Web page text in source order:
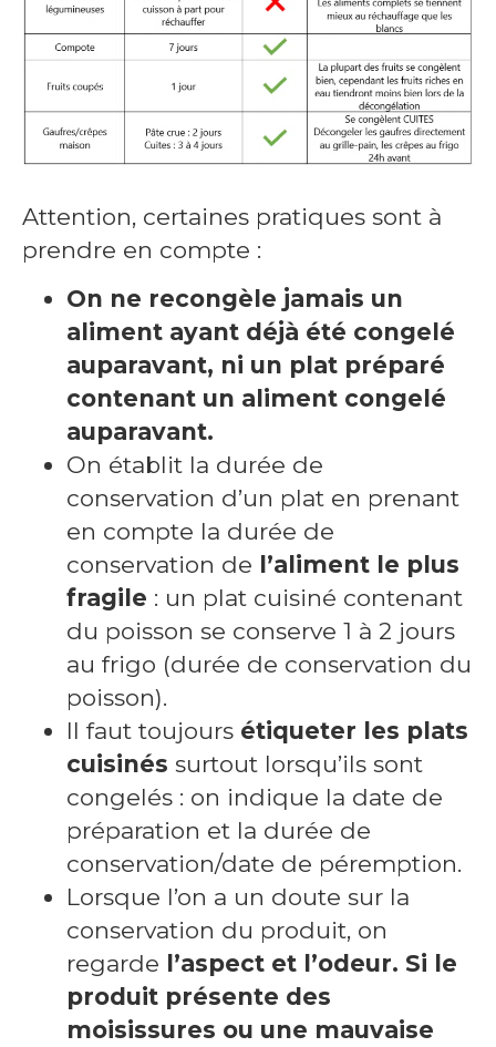
Attention, certaines pratiques sont à
prendre en compte :
On ne recongèle jamais un
aliment ayant déjà été congelé
auparavant, ni un plat préparé
contenant un aliment congelé
auparavant.
On établit la durée de
conservation d’un plat en prenant
en compte la durée de
conservation de l’aliment le plus
fragile : un plat cuisiné contenant
du poisson se conserve 1 à 2 jours
au frigo (durée de conservation du
poisson).
Il faut toujours étiqueter les plats
cuisinés surtout lorsqu’ils sont
congelés : on indique la date de
préparation et la durée de
conservation/date de péremption.
Lorsque l’on a un doute sur la
conservation du produit, on
regarde l’aspect et l’odeur. Si le
produit présente des
moisissures ou une mauvaise